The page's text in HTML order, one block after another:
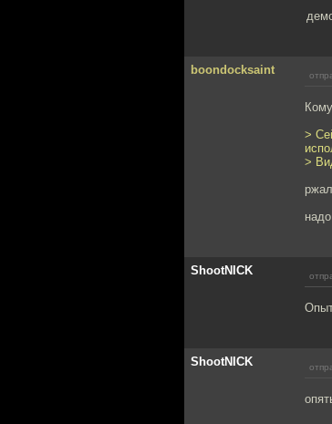
boondocksaint
>
>
ShootNICK
ShootNICK